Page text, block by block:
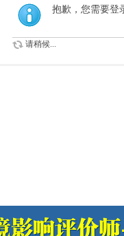
抱歉，您需要登
请稍候...